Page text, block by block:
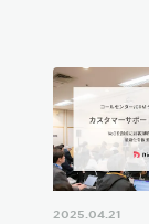
2025.04.21